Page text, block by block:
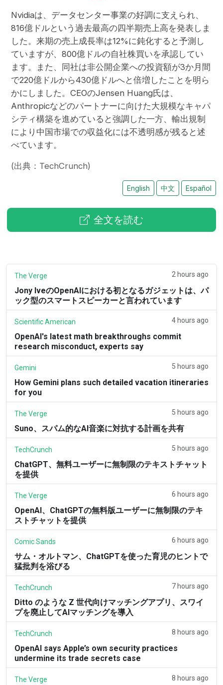
Nvidiaは、データセンター事業の好調に支えられ、
816億ドルという過去最高の四半期売上高を発表しま
した。来期の売上成長率は12%に鈍化すると予測し
ていますが、800億ドルの自社株買いを承認してい
ます。また、同社は非公開企業への投資額が3か月間
で220億ドルから430億ドルへと倍増したことを明ら
かにしました。CEOのJensen Huang氏は、
Anthropicなどのパートナーに向けた大規模なキャパ
シティ構築を進めていると強調した一方、輸出規制
により中国市場での収益化には不透明感が残ると述
べています。
(出典：TechCrunch)
English 中文 Español
全文を読む
The Verge 2 hours ago
Jony IveのOpenAIにおける初となるガジェットは、パ
ック型のスマートスピーカーと言われています
Scientific American 4 hours ago
OpenAI's latest math breakthroughs commit
research misconduct, experts say
Gemini 5 hours ago
How Gemini plans such detailed vacation itineraries
for you
The Verge 5 hours ago
Suno、スパム的なAI音楽に対抗する計画を共有
TechCrunch 5 hours ago
ChatGPT、無料ユーザーに無制限のテキストチャット
を提供
The Verge 6 hours ago
OpenAI、ChatGPTの無料版ユーザーに無制限のテキ
ストチャットを提供
Comic Sands 6 hours ago
サム・オルトマン、ChatGPTを使った育児のヒントで
猛批判を浴びる
TechCrunch 7 hours ago
Ditto のような Z 世代向けマッチングアプリ、スワイ
プを廃止してAIマッチングを導入
TechCrunch 8 hours ago
OpenAI says Apple’s own security practices
undermine its trade secrets case
The Verge 8 hours ago